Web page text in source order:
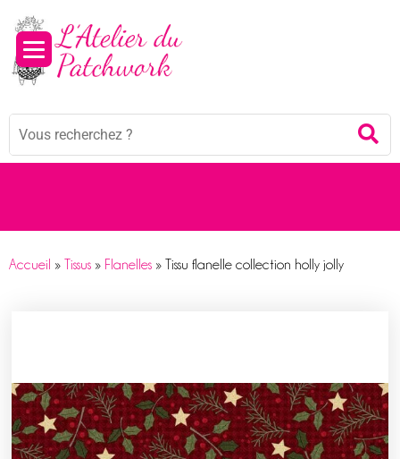
Mots
Accueil » Tissus » Flanelles » Tissu flanelle collection holly jolly
Panneau de gestion des cookies